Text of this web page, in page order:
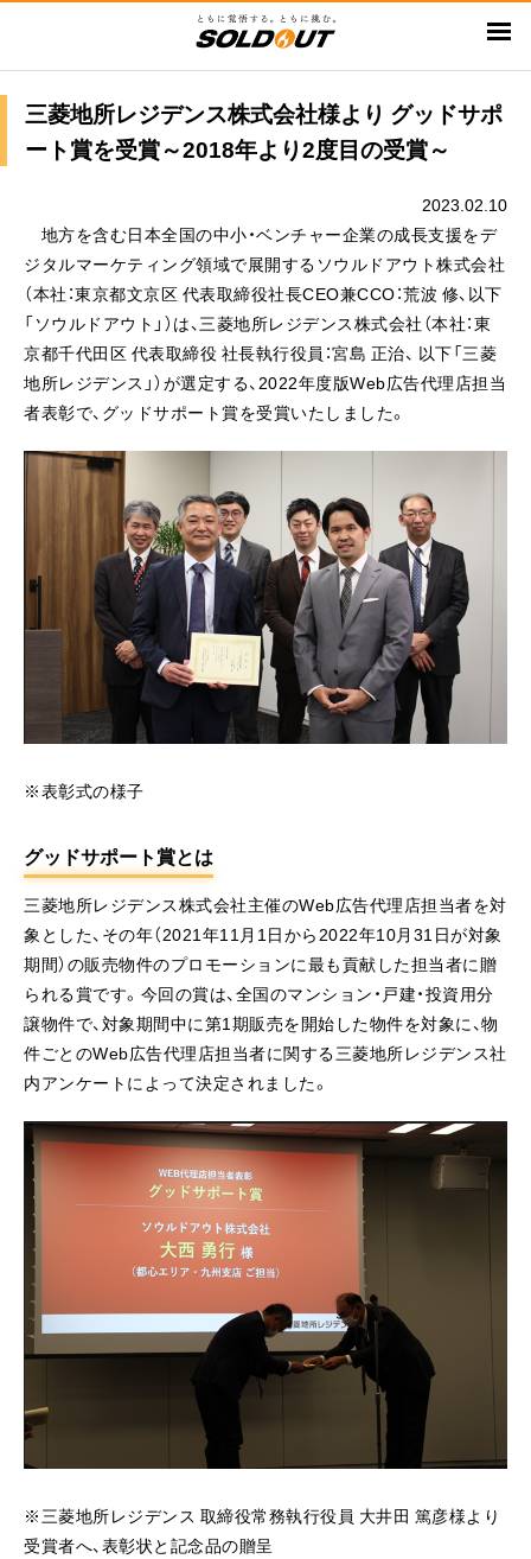
ン
テ
三菱地所レジデンス株式会社様より グッドサポ
ート賞を受賞～2018年より2度目の受賞～
2023.02.10
地方を含む日本全国の中小・ベンチャー企業の成長支援をデ
ジタルマーケティング領域で展開するソウルドアウト株式会社
（本社：東京都文京区 代表取締役社長CEO兼CCO：荒波 修、以下
「ソウルドアウト」）は、三菱地所レジデンス株式会社（本社：東
京都千代田区 代表取締役 社長執行役員：宮島 正治、 以下「三菱
地所レジデンス」）が選定する、2022年度版Web広告代理店担当
者表彰で、グッドサポート賞を受賞いたしました。
※表彰式の様子
グッドサポート賞とは
三菱地所レジデンス株式会社主催のWeb広告代理店担当者を対
象とした、その年（2021年11月1日から2022年10月31日が対象
期間）の販売物件のプロモーションに最も貢献した担当者に贈
られる賞です。今回の賞は、全国のマンション・戸建・投資用分
譲物件で、対象期間中に第1期販売を開始した物件を対象に、物
件ごとのWeb広告代理店担当者に関する三菱地所レジデンス社
内アンケートによって決定されました。
※三菱地所レジデンス 取締役常務執行役員 大井田 篤彦様より
受賞者へ、表彰状と記念品の贈呈